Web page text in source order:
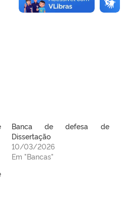
Banca de defesa de
Dissertação
10/03/2026
Em "Bancas"